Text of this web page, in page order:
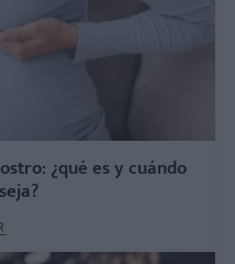
¿qué es y cuándo